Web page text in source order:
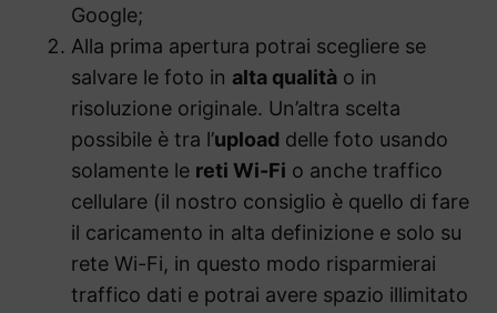
Google;
Alla prima apertura potrai scegliere se
salvare le foto in alta qualità o in
risoluzione originale. Un’altra scelta
possibile è tra l’upload delle foto usando
solamente le reti Wi-Fi o anche traffico
cellulare (il nostro consiglio è quello di fare
il caricamento in alta definizione e solo su
rete Wi-Fi, in questo modo risparmierai
traffico dati e potrai avere spazio illimitato